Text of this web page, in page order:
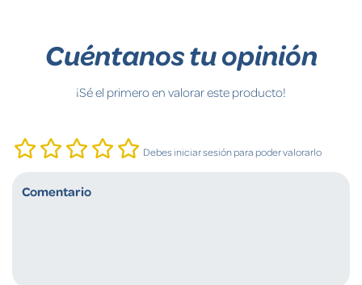
Cuéntanos tu opinión
¡Sé el primero en valorar este producto!
Debes iniciar sesión para poder valorarlo